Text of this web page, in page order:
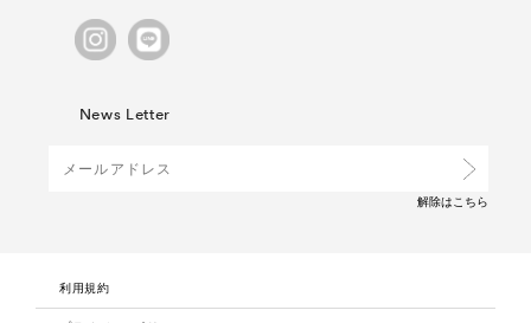
News Letter
解除はこちら
利用規約